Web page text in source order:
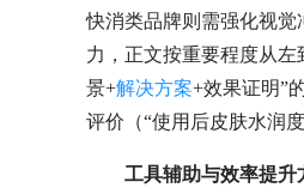
快消类品牌则需强化视觉
力，正文按重要程度从
景+解决方案+效果证明”
评价（“使用后皮肤水润
工具辅助与效率提升